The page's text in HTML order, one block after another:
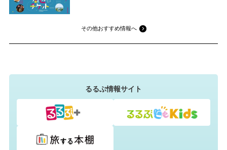
その他おすすめ情報へ
るるぶ情報サイト